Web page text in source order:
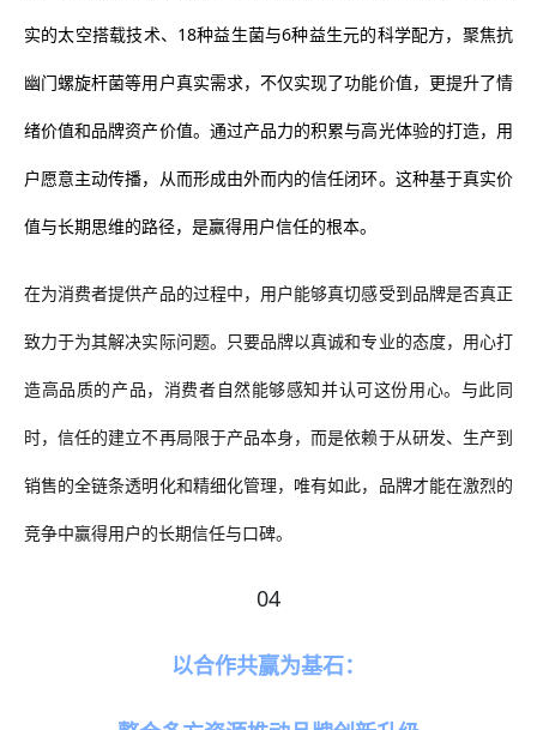
实的太空搭载技术、18种益生菌与6种益生元的科学配方，聚焦抗
幽门螺旋杆菌等用户真实需求，不仅实现了功能价值，更提升了情
绪价值和品牌资产价值。通过产品力的积累与高光体验的打造，用
户愿意主动传播，从而形成由外而内的信任闭环。这种基于真实价
值与长期思维的路径，是赢得用户信任的根本。
在为消费者提供产品的过程中，用户能够真切感受到品牌是否真正
致力于为其解决实际问题。只要品牌以真诚和专业的态度，用心打
造高品质的产品，消费者自然能够感知并认可这份用心。与此同
时，信任的建立不再局限于产品本身，而是依赖于从研发、生产到
销售的全链条透明化和精细化管理，唯有如此，品牌才能在激烈的
竞争中赢得用户的长期信任与口碑。
04
以合作共赢为基石：